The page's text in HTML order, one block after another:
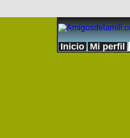
Inicio Mi perfil